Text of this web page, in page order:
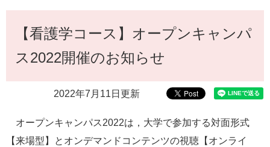
研究者の皆さま
教職員の皆さま
English
中文簡体 中文繁体 한국어 日本語
o
カ
すべて ページ PDF
入試情報
【看護学コース】オープンキャンパ
ス2022開催のお知らせ
2022年7月11日更新
オープンキャンパス2022は，大学で参加する対面形式
【来場型】とオンデマンドコンテンツの視聴【オンライ